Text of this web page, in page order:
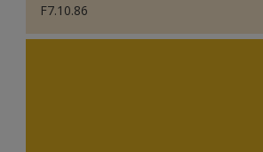
F7.10.86